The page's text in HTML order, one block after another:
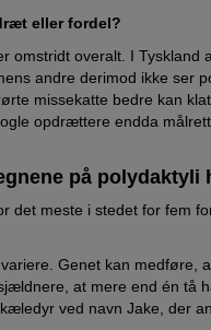
eller fordel?
omstridt overalt. I
andre derimod ikke ser
missekatte bedre kan
opdrættere endda
på polydaktyli
det meste i stedet for fem
Genet kan medføre,
at mere end én tå
ved navn Jake, der